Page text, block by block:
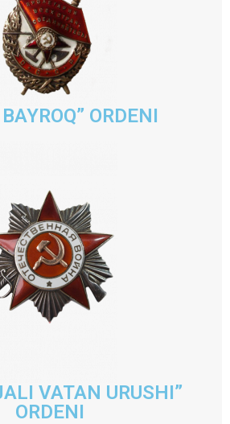
ORDENI
VATAN URUSHI”
ORDENI